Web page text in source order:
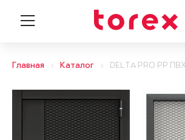
Главная Каталог DELTA PRO PP